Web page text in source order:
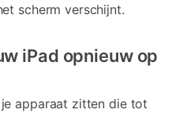
scherm verschijnt.
iPad opnieuw op
apparaat zitten die tot